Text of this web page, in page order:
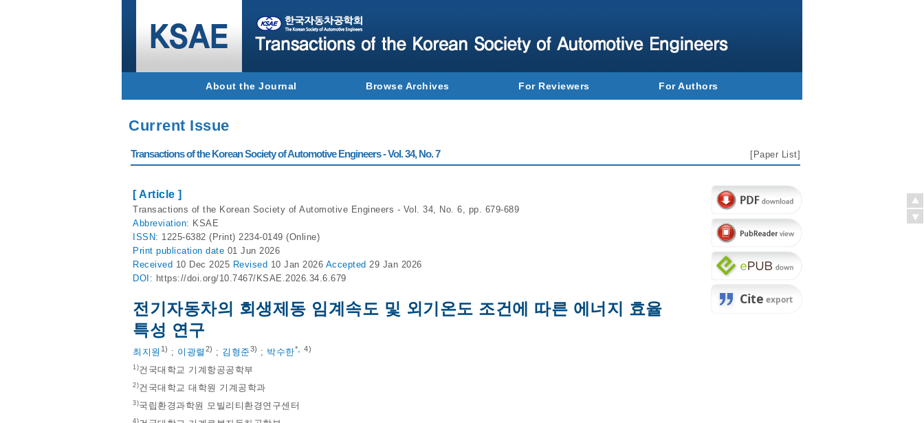
About the Journal Browse Archives For Reviewers For Authors
Current Issue
Transactions of the Korean Society of Automotive Engineers - Vol. 34, No. 7 [ Paper List]
[ Article ]
Transactions of the Korean Society of Automotive Engineers - Vol. 34, No. 6, pp. 679-689
Abbreviation: KSAE
ISSN: 1225-6382 (Print) 2234-0149 (Online)
Print publication date 01 Jun 2026
Received 10 Dec 2025 Revised 10 Jan 2026 Accepted 29 Jan 2026
DOI: https://doi.org/10.7467/KSAE.2026.34.6.679
전기자동차의 회생제동 임계속도 및 외기온도 조건에 따른 에너지 효율
특성 연구
최지원 1) ; 이광렬 2) ; 김형준3) ; 박수한*, 4)
1)건국대학교 기계항공공학부
2)건국대학교 대학원 기계공학과
3)국립환경과학원 모빌리티환경연구센터
4)